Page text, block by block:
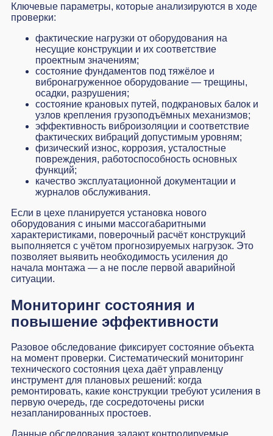
Ключевые параметры, которые анализируются в ходе
проверки:
фактические нагрузки от оборудования на
несущие конструкции и их соответствие
проектным значениям;
состояние фундаментов под тяжёлое и
вибронагруженное оборудование — трещины,
осадки, разрушения;
состояние крановых путей, подкрановых балок и
узлов крепления грузоподъёмных механизмов;
эффективность виброизоляции и соответствие
фактических вибраций допустимым уровням;
физический износ, коррозия, усталостные
повреждения, работоспособность основных
функций;
качество эксплуатационной документации и
журналов обслуживания.
Если в цехе планируется установка нового
оборудования с иными массогабаритными
характеристиками, поверочный расчёт конструкций
выполняется с учётом прогнозируемых нагрузок. Это
позволяет выявить необходимость усиления до
начала монтажа — а не после первой аварийной
ситуации.
Мониторинг состояния и
повышение эффективности
Разовое обследование фиксирует состояние объекта
на момент проверки. Систематический мониторинг
технического состояния цеха даёт управленцу
инструмент для плановых решений: когда
ремонтировать, какие конструкции требуют усиления в
первую очередь, где сосредоточены риски
незапланированных простоев.
Данные обследования задают контролируемые